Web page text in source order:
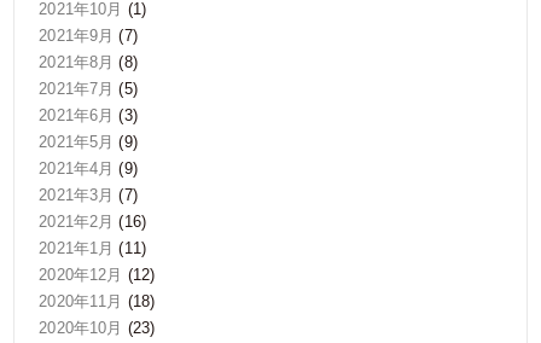
2021年10月 (1)
2021年9月 (7)
2021年8月 (8)
2021年7月 (5)
2021年6月 (3)
2021年5月 (9)
2021年4月 (9)
2021年3月 (7)
2021年2月 (16)
2021年1月 (11)
2020年12月 (12)
2020年11月 (18)
2020年10月 (23)